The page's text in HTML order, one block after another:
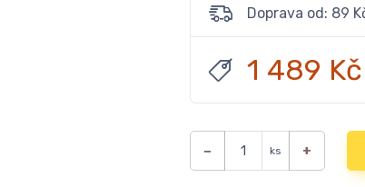
Doprava od: 89
1 489 Kč
− ks +